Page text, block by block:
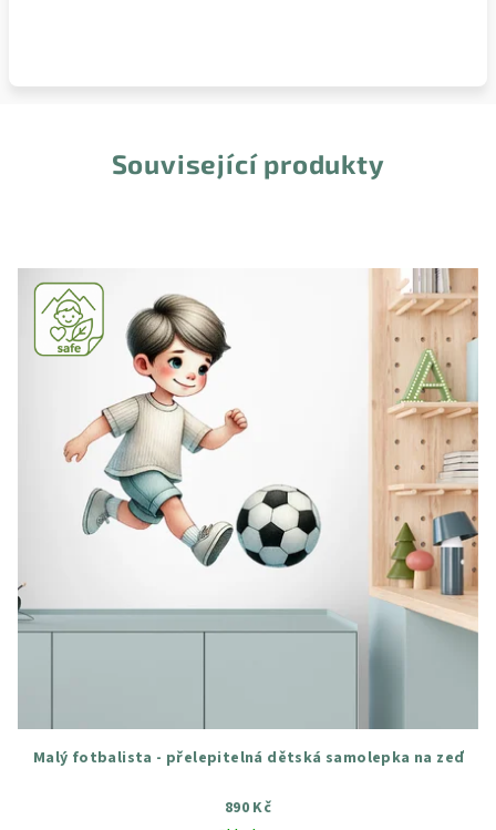
Související produkty
Malý fotbalista - přelepitelná dětská samolepka na zeď
890 Kč